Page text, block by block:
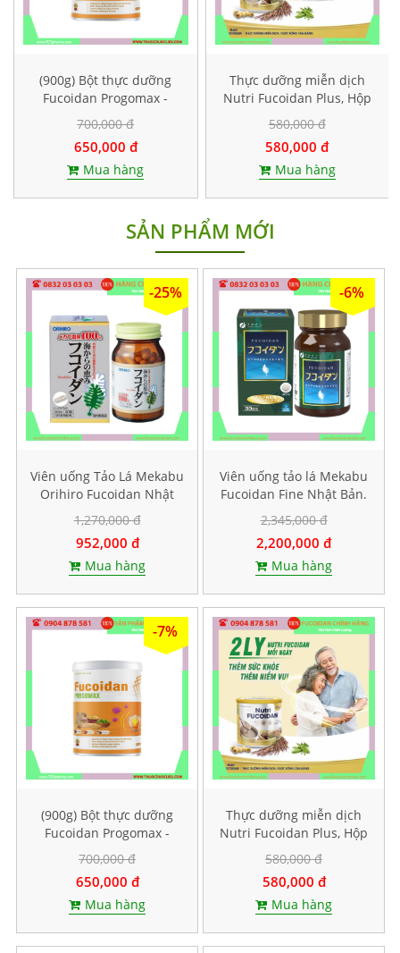
(900g) Bột thực dưỡng
Fucoidan Progomax -
dành cho bệnh nhân ung
thư
700,000 đ
650,000 đ
Mua hàng
Thực dưỡng miễn dịch
Nutri Fucoidan Plus, Hộp
500g
580,000 đ
580,000 đ
Mua hàng
SẢN PHẨM MỚI
-25%
Viên uống Tảo Lá Mekabu
Orihiro Fucoidan Nhật
Bản. Hộp 90 viên
1,270,000 đ
952,000 đ
Mua hàng
-6%
Viên uống tảo lá Mekabu
Fucoidan Fine Nhật Bản.
Hộp 198 viên
2,345,000 đ
2,200,000 đ
Mua hàng
-7%
(900g) Bột thực dưỡng
Fucoidan Progomax -
dành cho bệnh nhân ung
thư
700,000 đ
650,000 đ
Mua hàng
Thực dưỡng miễn dịch
Nutri Fucoidan Plus, Hộp
500g
580,000 đ
580,000 đ
Mua hàng